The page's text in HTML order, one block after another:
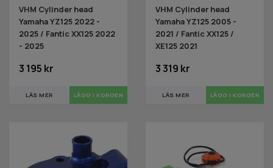
VHM Cylinder head
Yamaha YZ125 2022 -
2025 / Fantic XX125 2022
- 2025
3 195 kr
LÄS MER
VHM Cylinder head
Yamaha YZ125 2005 -
2021 / Fantic XX125 /
XE125 2021
3 319 kr
LÄS MER